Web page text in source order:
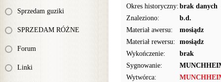
Sprzedam guziki
SPRZEDAM RÓŻNE
Forum
Linki
Okres historyczny: brak danych
Znaleziono:
b.d.
Materiał awersu:
mosiądz
Materiał rewersu:
mosiądz
Wykończenie:
brak
Sygnowanie:
Wytwórca: